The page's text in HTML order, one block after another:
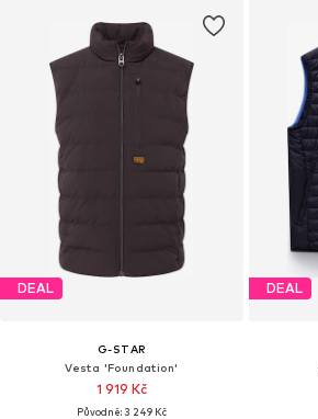
DEAL
G-STAR
Vesta 'Foundation'
1 919 Kč
Původně: 3 249 Kč
DEAL